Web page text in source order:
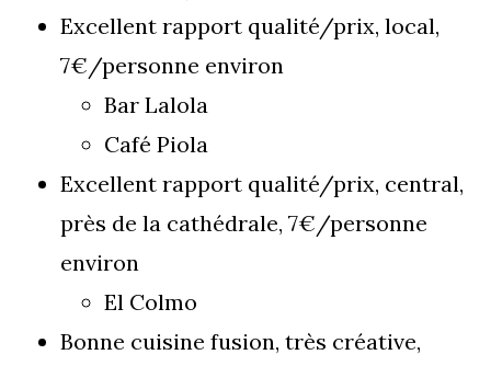
Excellent rapport qualité/prix, local,
7€/personne environ
Bar Lalola
Café Piola
Excellent rapport qualité/prix, central,
près de la cathédrale, 7€/personne
environ
El Colmo
Bonne cuisine fusion, très créative,